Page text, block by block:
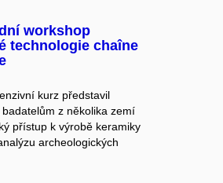
workshop
technologie chaîne
kurz představil
z několika zemí
přístup k výrobě keramiky
archeologických